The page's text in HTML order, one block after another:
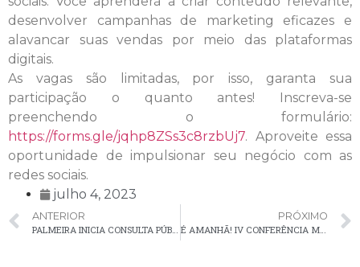
desenvolver campanhas de marketing eficazes e
alavancar suas vendas por meio das plataformas
digitais.
As vagas são limitadas, por isso, garanta sua
participação o quanto antes! Inscreva-se
preenchendo o formulário:
https://forms.gle/jqhp8ZSs3c8rzbUj7. Aproveite essa
oportunidade de impulsionar seu negócio com as
redes sociais.
julho 4, 2023
ANTERIOR
PRÓXIMO
É AMANHÃ! IV CONFERÊNCIA MUNICIPAL DE SEGURANÇA ALIMENTAR E NUTRICIONAL DE PALMEIRA